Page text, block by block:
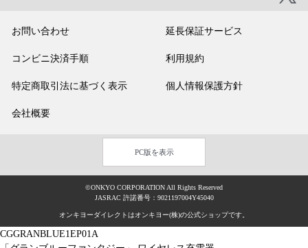
お問い合わせ 延長保証サービス
コンビニ決済手順 利用規約
特定商取引法に基づく表示 個人情報保護方針
会社概要
PC版を表示
©ONKYO CORPORATION All Rights Reserved
JASRAC 許諾番号：9021197004Y45040
オンキヨーダイレクトはオンキヨー(株)の公式ショップです。
CGGRANBLUE1EP01A